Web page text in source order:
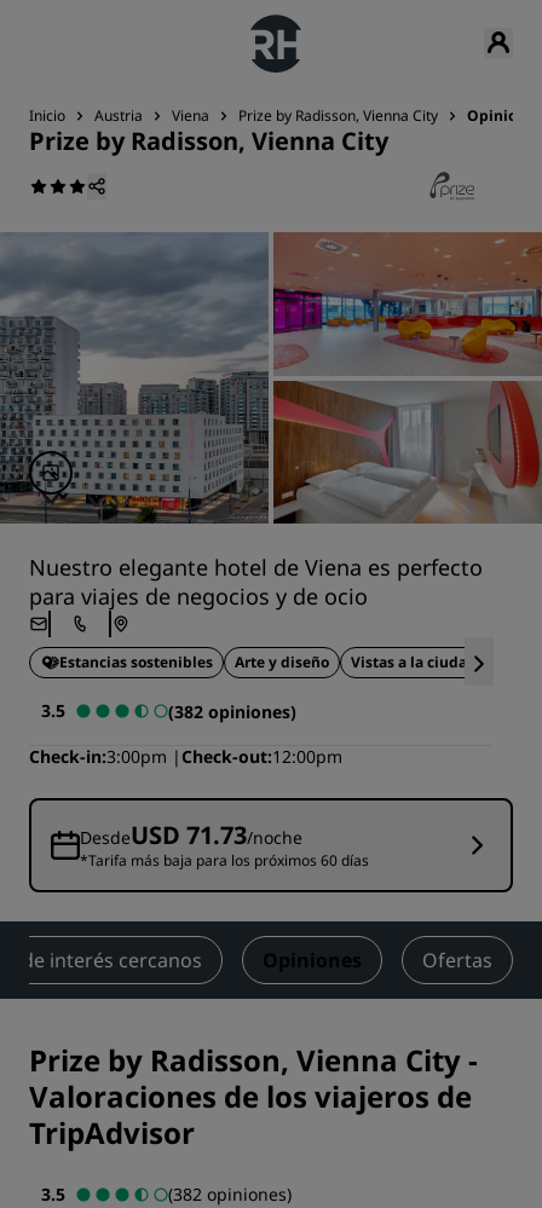
Inicio Austria Viena Prize by Radisson, Vienna City Opiniones
Prize by Radisson, Vienna City
Nuestro elegante hotel de Viena es perfecto
para viajes de negocios y de ocio
Estancias sostenibles Arte y diseño Vistas a la ciudad
3.5
(382 opiniones)
Check-in 3:00pm Check-out 12:00pm
DesdeUSD 71.73/noche
*Tarifa más baja para los próximos 60 días
de interés cercanos Opiniones Ofertas
Prize by Radisson, Vienna City-
Valoraciones de los viajeros de
TripAdvisor
3.5 (382 opiniones)